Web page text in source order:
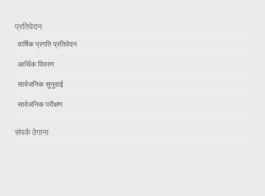
प्रतिवेदन
वार्षिक प्रगति प्रतिवेदन
आर्थिक विवरण
सार्वजनिक सुनुवाई
सार्वजनिक परीक्षण
संपर्क ठेगाना